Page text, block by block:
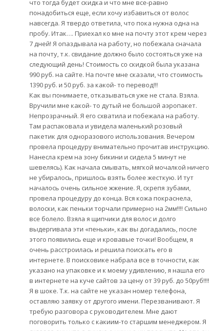
что тогда будет скидка и что мне все-равно
понадобиться еще, если хочу избавиться от волос
навсегда. Я твердо ответила, что пока нужна одна на
пробу. Итак…. Приехал ко мне на почту этот крем через
7 дней! Я опаздывала на работу, но побежала сначала
на почту, т.к. свидание должно было состояться уже на
следующий день! Стоимость со скидкой была указана
990 руб. на сайте. На почте мне сказали, что стоимость
1390 руб. и 50 руб. за какой- то перевод!!!
Как вы понимаете, отказываться уже не стала. Взяла.
Вручили мне какой- то дутый не большой аэропакет.
Непрозрачный. Я его схватила и побежала на работу.
Там распаковала и увидела маленький розовый
пакетик для одноразового использования. Вечером
провела процедуру внимательно прочитав инструкцию.
Нанесла крем на зону бикини и сидела 5 минут не
шевелясь). Как начала смывать, мягкой мочалкой ничего
не убиралось, пришлось взять более жесткую. И тут
началось очень сильное жжение. Я, скрепя зубами,
провела процедуру до конца. Вся кожа покраснела,
волоски, как пеньки торчали примерно на 2мм!!!! Сильно
все болело. Взяла я щипчики для волос и долго
выдергивала эти «пеньки», как вы догадались, после
этого появились еще и кровавые точки! Вообщем, я
очень расстроилась и решила поискать его в
интернете. В поисковике набрала все в точности, как
указано на упаковке и к моему удивлению, я нашла его
в интернете на куче сайтов за цену от 39 руб. до 50руб!!!!
Я в шоке. Т.к. на сайте не указан номер телефона,
оставляю заявку от другого имени. Перезванивают. Я
требую разговора с руководителем. Мне дают
поговорить только с какиим-то старшим менеджером. Я